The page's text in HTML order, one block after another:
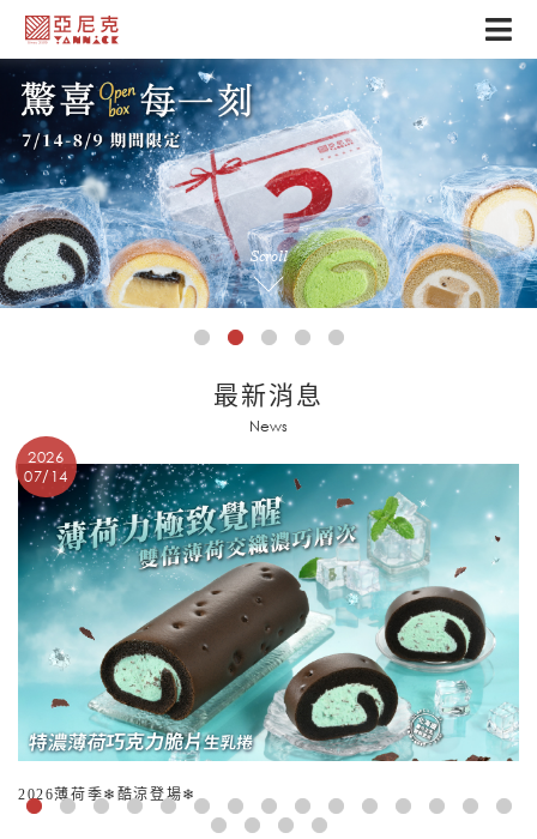
Scroll
最新消息
News
2026薄荷季❄酷涼登場❄
2026
07/14